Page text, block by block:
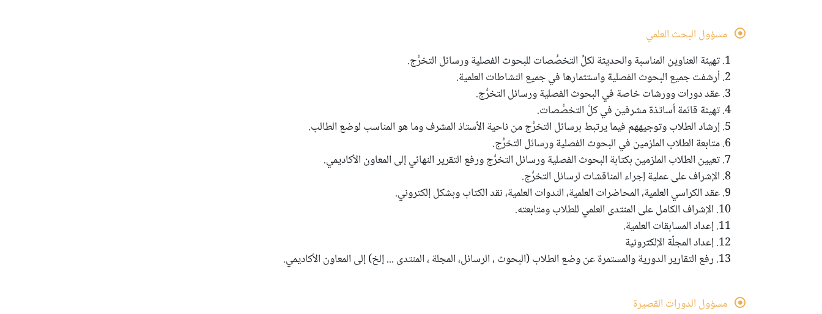
مسؤول البحث العلمي
1. تهيئة العناوين المناسبة والحديثة لكلِّ التخصُّصات للبحوث الفصلية ورسائل التخرُّج.
2. أرشفت جميع البحوث الفصلية واستثمارها في جميع النشاطات العلمية.
3. عقد دورات وورشات خاصة في البحوث الفصلية ورسائل التخرُّج.
4. تهيئة قائمة أساتذة مشرفين في كلِّ التخصُّصات.
5. إرشاد الطلاب وتوجيههم فيما يرتبط برسائل التخرُّج من ناحية الأستاذ المشرف وما هو المناسب لوضع الطالب.
6. متابعة الطلاب الملزمين في البحوث الفصلية ورسائل التخرُّج.
7. تعيين الطلاب الملزمين بكتابة البحوث الفصلية ورسائل التخرُّج ورفع التقرير النهائي إلى المعاون الأكاديمي.
8. الإشراف على عملية إجراء المناقشات لرسائل التخرُّج.
9. عقد الكراسي العلمية، المحاضرات العلمية، الندوات العلمية، نقد الكتاب وبشكل إلكتروني.
10. الإشراف الكامل على المنتدى العلمي للطلاب ومتابعته.
11. إعداد المسابقات العلمية.
12. إعداد المجلَّة الإلكترونية
13. رفع التقارير الدورية والمستمرة عن وضع الطلاب (البحوث ، الرسائل، المجلة ، المنتدى ... إلخ) إلى المعاون الأكاديمي.
مسؤول الدورات القصيرة